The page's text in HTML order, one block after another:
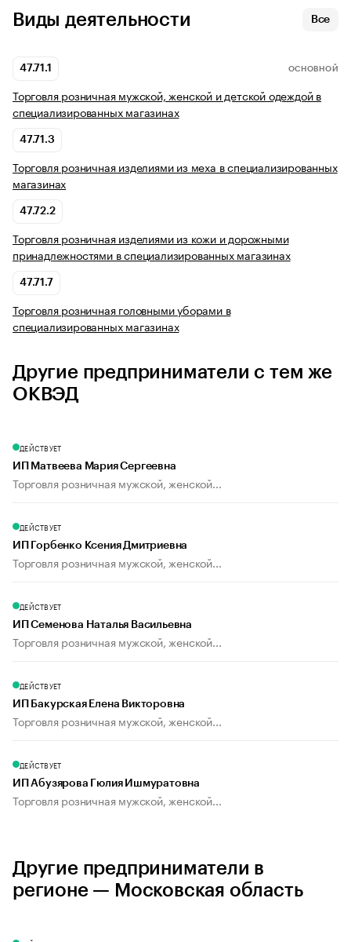
Виды деятельности Все
47.71.1 ОСНОВНОЙ
Торговля розничная мужской, женской и детской одеждой в
специализированных магазинах
47.71.3
Торговля розничная изделиями из меха в специализированных
магазинах
47.72.2
Торговля розничная изделиями из кожи и дорожными
принадлежностями в специализированных магазинах
47.71.7
Торговля розничная головными уборами в
специализированных магазинах
Другие предприниматели с тем же
ОКВЭД
ДЕЙСТВУЕТ
ИП Матвеева Мария Сергеевна
Торговля розничная мужской, женской...
ДЕЙСТВУЕТ
ИП Горбенко Ксения Дмитриевна
Торговля розничная мужской, женской...
ДЕЙСТВУЕТ
ИП Семенова Наталья Васильевна
Торговля розничная мужской, женской...
ДЕЙСТВУЕТ
ИП Бакурская Елена Викторовна
Торговля розничная мужской, женской...
ДЕЙСТВУЕТ
ИП Абузярова Гюлия Ишмуратовна
Торговля розничная мужской, женской...
Другие предприниматели в
регионе — Московская область